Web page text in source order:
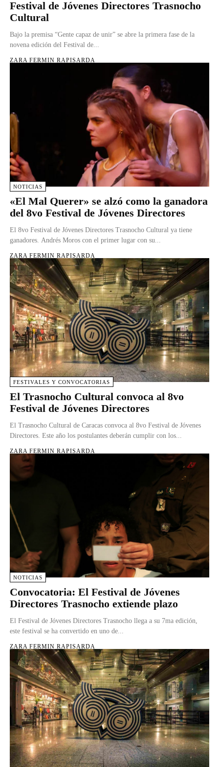
Festival de Jóvenes Directores Trasnocho
Cultural
Bajo la premisa “Gente capaz de unir” se abre la primera fase de la
novena edición del Festival de...
ZARA FERMIN RAPISARDA
NOTICIAS
«El Mal Querer» se alzó como la ganadora
del 8vo Festival de Jóvenes Directores
El 8vo Festival de Jóvenes Directores Trasnocho Cultural ya tiene
ganadores. Andrés Moros con el primer lugar con su...
ZARA FERMIN RAPISARDA
FESTIVALES Y CONVOCATORIAS
El Trasnocho Cultural convoca al 8vo
Festival de Jóvenes Directores
El Trasnocho Cultural de Caracas convoca al 8vo Festival de Jóvenes
Directores. Este año los postulantes deberán cumplir con los...
ZARA FERMIN RAPISARDA
NOTICIAS
Convocatoria: El Festival de Jóvenes
Directores Trasnocho extiende plazo
El Festival de Jóvenes Directores Trasnocho llega a su 7ma edición,
este festival se ha convertido en uno de...
ZARA FERMIN RAPISARDA